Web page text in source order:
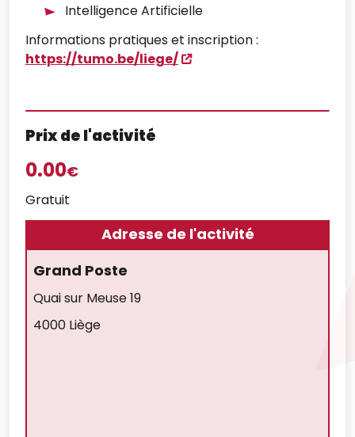
Intelligence Artificielle
Informations pratiques et inscription :
https://tumo.be/liege/
Prix de l'activité
0.00€
Gratuit
Adresse de l'activité
Grand Poste
Quai sur Meuse 19
4000 Liège